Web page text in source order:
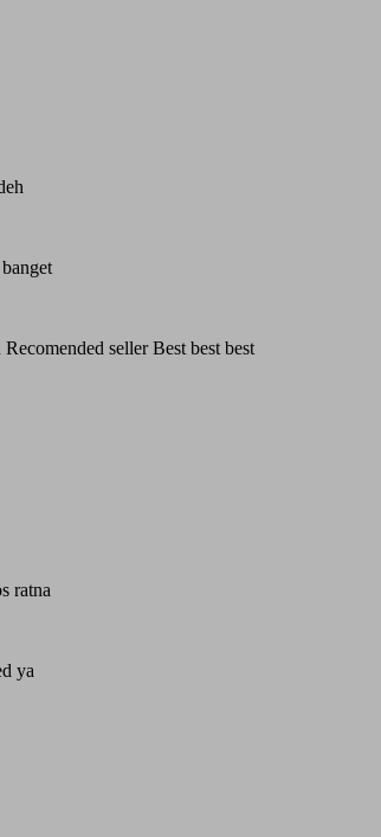
seller Best best best
ratna
ya